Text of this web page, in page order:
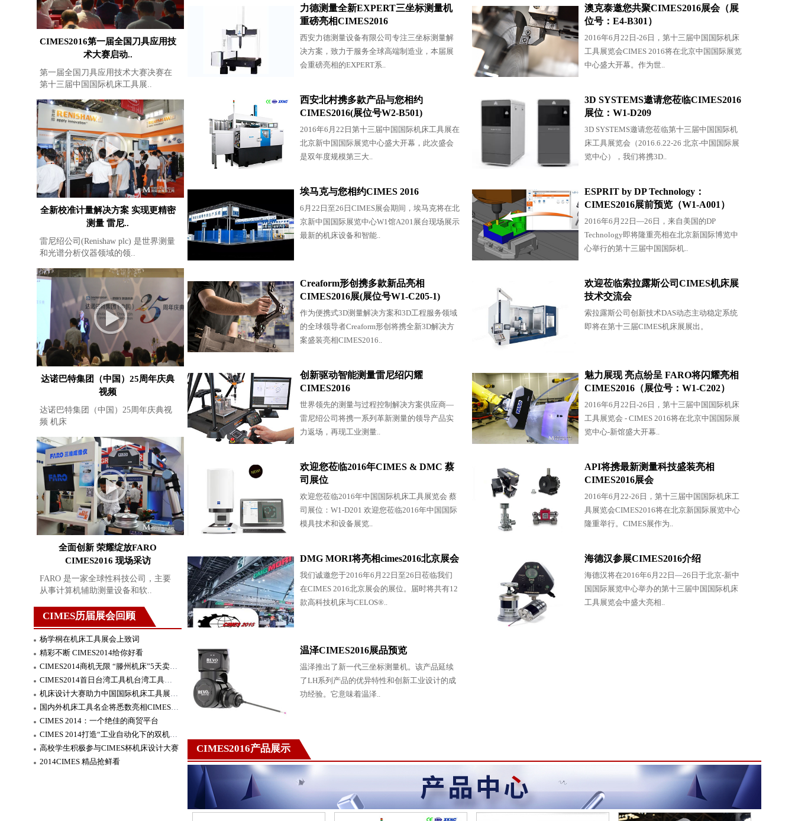
力德测量全新EXPERT三坐标测量机
重磅亮相CIMES2016
西安力德测量设备有限公司专注三坐标测量解
决方案，致力于服务全球高端制造业，本届展
会重磅亮相的EXPERT系..
澳克泰邀您共聚CIMES2016展会（展
位号：E4-B301）
2016年6月22日-26日，第十三届中国国际机床
工具展览会CIMES 2016将在北京中国国际展览
中心盛大开幕。作为世..
西安北村携多款产品与您相约
CIMES2016(展位号W2-B501)
2016年6月22日第十三届中国国际机床工具展在
北京新中国国际展览中心盛大开幕，此次盛会
是双年度规模第三大..
3D SYSTEMS邀请您莅临CIMES2016
展位：W1-D209
3D SYSTEMS邀请您莅临第十三届中国国际机
床工具展览会（2016.6.22-26 北京-中国国际展
览中心），我们将携3D..
埃马克与您相约CIMES 2016
6月22日至26日CIMES展会期间，埃马克将在北
京新中国国际展览中心W1馆A201展台现场展示
最新的机床设备和智能..
ESPRIT by DP Technology：
CIMES2016展前预览（W1-A001）
2016年6月22日—26日，来自美国的DP
Technology即将隆重亮相在北京新国际博览中
心举行的第十三届中国国际机..
Creaform形创携多款新品亮相
CIMES2016展(展位号W1-C205-1)
作为便携式3D测量解决方案和3D工程服务领域
的全球领导者Creaform形创将携全新3D解决方
案盛装亮相CIMES2016..
欢迎莅临索拉露斯公司CIMES机床展
技术交流会
索拉露斯公司创新技术DAS动态主动稳定系统
即将在第十三届CIMES机床展展出。
创新驱动智能测量雷尼绍闪耀
CIMES2016
世界领先的测量与过程控制解决方案供应商—
雷尼绍公司将携一系列革新测量的领导产品实
力返场，再现工业测量..
魅力展现 亮点纷呈 FARO将闪耀亮相
CIMES2016（展位号：W1-C202）
2016年6月22日-26日，第十三届中国国际机床
工具展览会 - CIMES 2016将在北京中国国际展
览中心-新馆盛大开幕..
欢迎您莅临2016年CIMES & DMC 蔡
司展位
欢迎您莅临2016年中国国际机床工具展览会 蔡
司展位：W1-D201 欢迎您莅临2016年中国国际
模具技术和设备展览..
API将携最新测量科技盛装亮相
CIMES2016展会
2016年6月22-26日，第十三届中国国际机床工
具展览会CIMES2016将在北京新国际展览中心
隆重举行。CIMES展作为..
DMG MORI将亮相cimes2016北京展会
我们诚邀您于2016年6月22日至26日莅临我们
在CIMES 2016北京展会的展位。届时将共有12
款高科技机床与CELOS®..
海德汉参展CIMES2016介绍
海德汉将在2016年6月22日—26日于北京-新中
国国际展览中心举办的第十三届中国国际机床
工具展览会中盛大亮相..
温泽CIMES2016展品预览
温泽推出了新一代三坐标测量机。该产品延续
了LH系列产品的优异特性和创新工业设计的成
功经验。它意味着温泽..
CIMES2016产品展示
CIMES2016第一届全国刀具应用技
术大赛启动..
第一届全国刀具应用技术大赛决赛在
第十三届中国国际机床工具展..
全新校准计量解决方案 实现更精密
测量 雷尼..
雷尼绍公司(Renishaw plc) 是世界测量
和光谱分析仪器领域的领..
达诺巴特集团（中国）25周年庆典
视频
达诺巴特集团（中国）25周年庆典视
频 机床
全面创新 荣耀绽放FARO
CIMES2016 现场采访
FARO 是一家全球性科技公司，主要
从事计算机辅助测量设备和软..
CIMES历届展会回顾
杨学桐在机床工具展会上致词
精彩不断 CIMES2014给你好看
CIMES2014商机无限 “滕州机床”5天卖150台
CIMES2014首日台湾工具机台湾工具机产业发展现况与趋势报告会精彩亮相
机床设计大赛助力中国国际机床工具展览会CIMES2014
国内外机床工具名企将悉数亮相CIMES2014
CIMES 2014：一个绝佳的商贸平台
CIMES 2014打造“工业自动化下的双机之舞”
高校学生积极参与CIMES杯机床设计大赛
2014CIMES 精品抢鲜看